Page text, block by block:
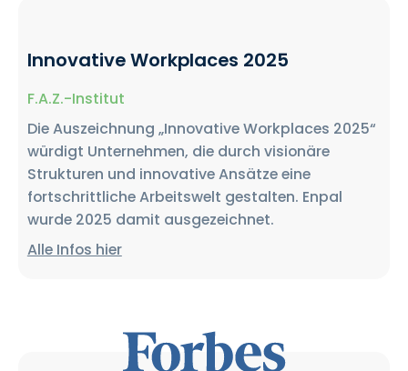
Innovative Workplaces 2025
F.A.Z.-Institut
Die Auszeichnung „Innovative Workplaces 2025“
würdigt Unternehmen, die durch visionäre
Strukturen und innovative Ansätze eine
fortschrittliche Arbeitswelt gestalten. Enpal
wurde 2025 damit ausgezeichnet.
Alle Infos hier